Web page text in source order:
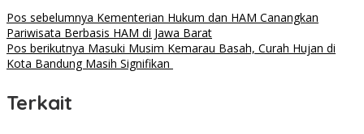
Pos sebelumnya Kementerian Hukum dan HAM Canangkan
Pariwisata Berbasis HAM di Jawa Barat
Pos berikutnya Masuki Musim Kemarau Basah, Curah Hujan di
Kota Bandung Masih Signifikan
Terkait